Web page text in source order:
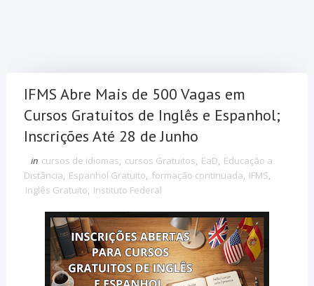
IFMS Abre Mais de 500 Vagas em
Cursos Gratuitos de Inglês e Espanhol;
Inscrições Até 28 de Junho
in cursos de idiomas, cursos Gratuitos, EaD, Educação a
Distância, Espanhol Gratuito, formação continuada, IFMS,
Inglês Gratuito, Instituto Federal